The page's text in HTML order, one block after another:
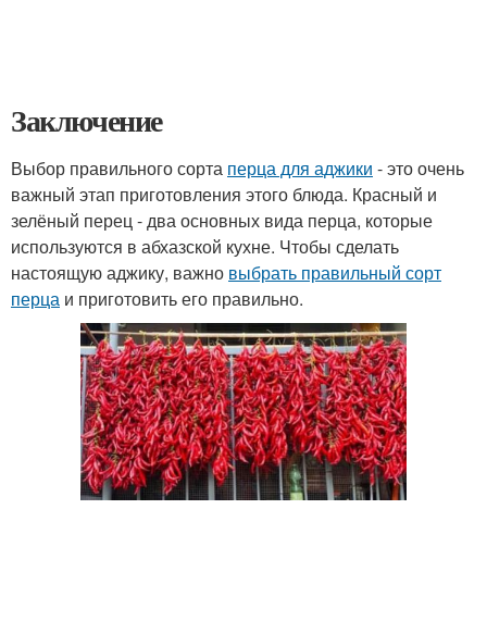
Заключение
Выбор правильного сорта перца для аджики - это очень
важный этап приготовления этого блюда. Красный и
зелёный перец - два основных вида перца, которые
используются в абхазской кухне. Чтобы сделать
настоящую аджику, важно выбрать правильный сорт
перца и приготовить его правильно.